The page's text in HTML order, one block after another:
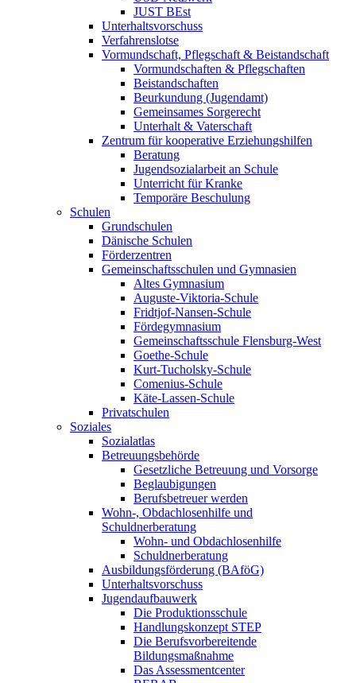
JUST BEst
Unterhaltsvorschuss
Verfahrenslotse
Vormundschaft, Pflegschaft & Beistandschaft
Vormundschaften & Pflegschaften
Beistandschaften
Beurkundung (Jugendamt)
Gemeinsames Sorgerecht
Unterhalt & Vaterschaft
Zentrum für kooperative Erziehungshilfen
Beratung
Jugendsozialarbeit an Schule
Unterricht für Kranke
Temporäre Beschulung
Schulen
Grundschulen
Dänische Schulen
Förderzentren
Gemeinschaftsschulen und Gymnasien
Altes Gymnasium
Auguste-Viktoria-Schule
Fridtjof-Nansen-Schule
Fördegymnasium
Gemeinschaftsschule Flensburg-West
Goethe-Schule
Kurt-Tucholsky-Schule
Comenius-Schule
Käte-Lassen-Schule
Privatschulen
Soziales
Sozialatlas
Betreuungsbehörde
Gesetzliche Betreuung und Vorsorge
Beglaubigungen
Berufsbetreuer werden
Wohn-, Obdachlosenhilfe und
Schuldnerberatung
Wohn- und Obdachlosenhilfe
Schuldnerberatung
Ausbildungsförderung (BAföG)
Unterhaltsvorschuss
Jugendaufbauwerk
Die Produktionsschule
Handlungskonzept STEP
Die Berufsvorbereitende
Bildungsmaßnahme
Das Assessmentcenter